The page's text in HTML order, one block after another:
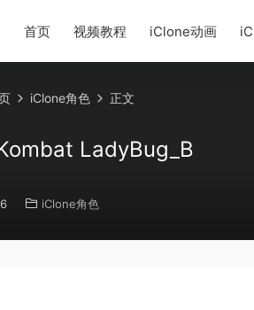
首页 视频教程 iClone动画
iClone角色 正文
LadyBug_B
iClone角色